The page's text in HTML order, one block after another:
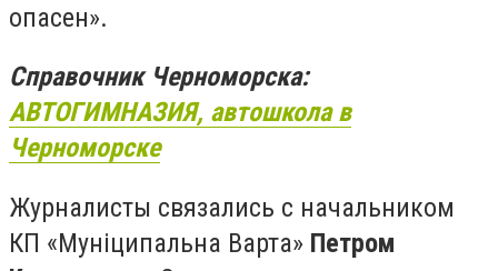
опасен».
Справочник Черноморска:
АВТОГИМНАЗИЯ, автошкола в
Черноморске
Журналисты связались с начальником
КП «Муніципальна Варта» Петром